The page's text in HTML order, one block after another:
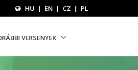
HU | EN | CZ | PL
VERSENYEK